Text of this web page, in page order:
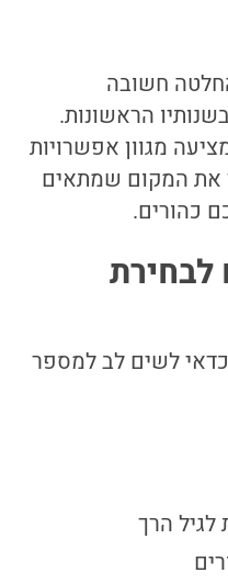
חשובה
הראשונות.
מגוון אפשרויות
את המקום שמתאים
כהורים.
לבחירת
לשים לב למספר
לגיל הרך